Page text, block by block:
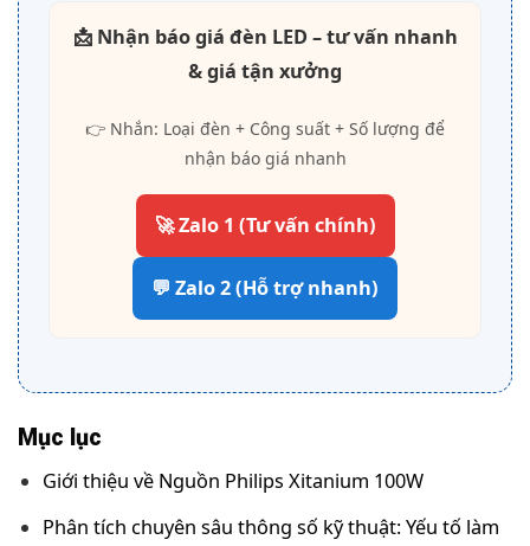
📩 Nhận báo giá đèn LED – tư vấn nhanh
& giá tận xưởng
👉 Nhắn: Loại đèn + Công suất + Số lượng để
nhận báo giá nhanh
🚀 Zalo 1 (Tư vấn chính)
💬 Zalo 2 (Hỗ trợ nhanh)
Mục lục
Giới thiệu về Nguồn Philips Xitanium 100W
Phân tích chuyên sâu thông số kỹ thuật: Yếu tố làm